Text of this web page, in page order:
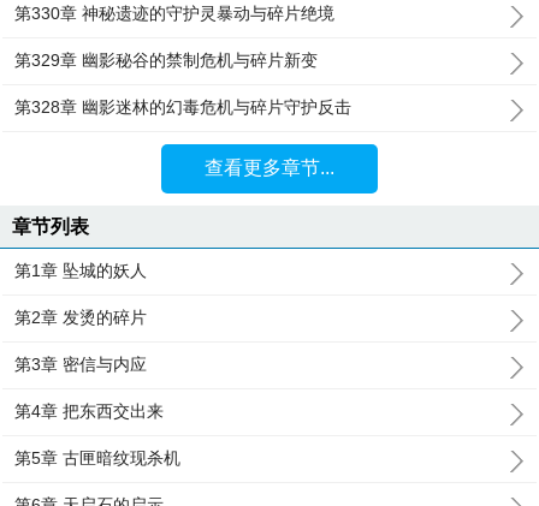
第330章 神秘遗迹的守护灵暴动与碎片绝境
第329章 幽影秘谷的禁制危机与碎片新变
第328章 幽影迷林的幻毒危机与碎片守护反击
查看更多章节...
章节列表
第1章 坠城的妖人
第2章 发烫的碎片
第3章 密信与内应
第4章 把东西交出来
第5章 古匣暗纹现杀机